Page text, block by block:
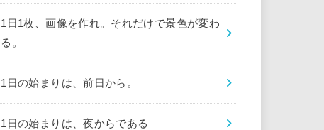
1日1枚、画像を作れ。それだけで景色が変わ
る。
1日の始まりは、前日から。
1日の始まりは、夜からである